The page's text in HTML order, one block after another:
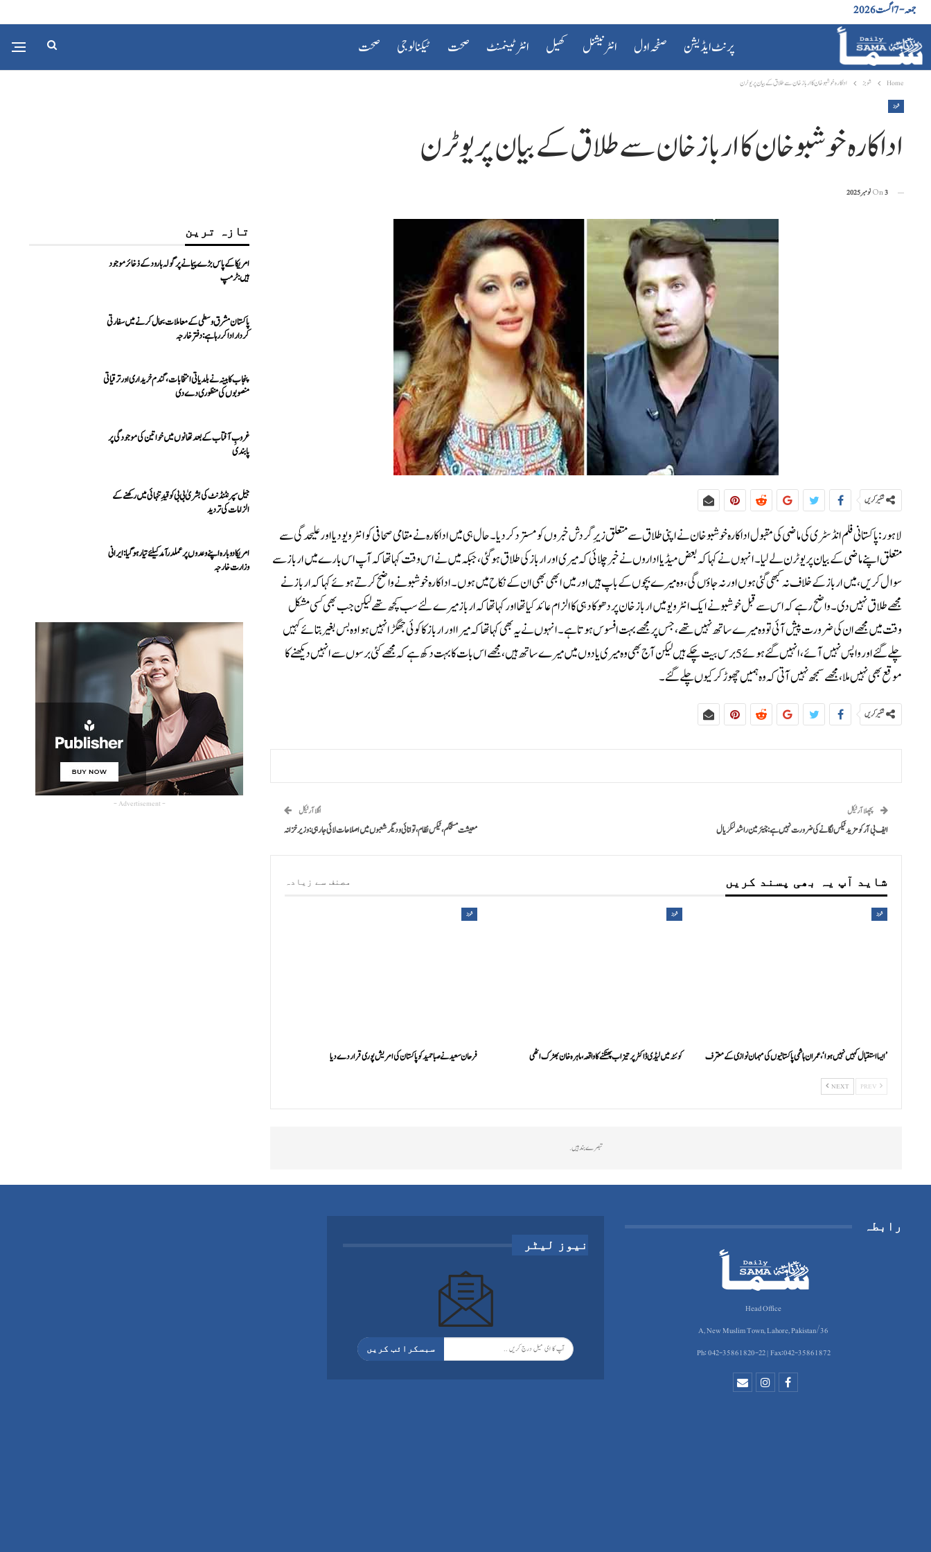
جمعہ - 7 اگست 2026
پرنٹ ایڈیشن صفحہ اول انٹرنیشنل کھیل انٹرٹینمنٹ صحت ٹیکنالوجی صحت
Home شوبز اداکارہ خوشبو خان کا ارباز خان سے طلاق کے بیان پر یوٹرن
شوبز
اداکارہ خوشبو خان کا ارباز خان سے طلاق کے بیان پر یوٹرن
On3 نومبر 2025
شئیر کریں
لاہور: پاکستانی فلم انڈسٹری کی ماضی کی مقبول اداکارہ خوشبو خان نے اپنی طلاق سے متعلق زیرِ گردش خبروں کو مسترد کر دیا۔حال ہی میں اداکارہ نے مقامی صحافی کو انٹرویو دیا اور علیحدگی سے
متعلق اپنے ماضی کے بیان پر یوٹرن لے لیا۔انہوں نے کہا کہ بعض میڈیا اداروں نے خبر چلائی کہ میری اور ارباز کی طلاق ہوگئی، جبکہ میں نے اس وقت کہا تھا کہ آپ اس بارے میں ارباز سے
سوال کریں، میں ارباز کے خلاف نہ کبھی گئی ہوں اور نہ جاؤں گی، وہ میرے بچوں کے باپ ہیں اور میں ابھی بھی ان کے نکاح میں ہوں۔اداکارہ خوشبو نے واضح کرتے ہوئے کہا کہ ارباز نے
مجھے طلاق نہیں دی۔واضح رہے کہ اس سے قبل خوشبو نے ایک انٹرویو میں ارباز خان پر دھوکا دہی کا الزام عائد کیا تھا اور کہا تھا کہ ارباز میرے لئے سب کچھ تھے لیکن جب بھی کسی مشکل
وقت میں مجھے ان کی ضرورت پیش آئی تو وہ میرے ساتھ نہیں تھے، جس پر مجھے بہت افسوس ہوتا ہے۔انہوں نے یہ بھی کہا تھا کہ میرا اور ارباز کا کوئی جھگڑا نہیں ہوا وہ بس بغیر بتائے کہیں
چلے گئے اور واپس نہیں آئے، انہیں گئے ہوئے 5 برس بیت چکے ہیں لیکن آج بھی وہ میری یادوں میں میرے ساتھ ہیں، مجھے اس بات کا بہت دکھ ہے کہ مجھے کئی برسوں سے انہیں دیکھنے کا
موقع بھی نہیں ملا، مجھے سمجھ نہیں آتی کہ وہ ہمیں چھوڑ کر کیوں چلے گئے۔
شئیر کریں
پچھلا آرٹیکل
ایف بی آر کو مزید ٹیکس لگانے کی ضرورت نہیں ہے: چیئرمین راشد لنگڑیال
اگلا آرٹیکل
معیشت مستحکم، ٹیکس نظام، توانائی ودیگر شعبوں میں اصلاحات لائی جا رہی: وزیر خزانہ
شاید آپ یہ بھی پسند کریں مصنف سے زیادہ
شوبز
’ایسا استقبال کہیں نہیں ہوا‘، عمران ہاشمی پاکستانیوں کی مہمان نوازی کے معترف
شوبز
کوئٹہ میں لیڈی ڈاکٹر پر تیزاب پھنکنے کا واقعہ، ماہرہ خان بھڑک اٹھی
شوبز
فرحان سعید نے صبا حمید کو پاکستان کی امریش پوری قرار دے دیا
NEXT
تبصرے بند ہیں.
تازہ ترین
امریکا کے پاس بڑے پیمانے پر گولہ بارود کے ذخائر موجود
ہیں: ٹرمپ
پاکستان مشرق وسطی کے معاملات بحال کرنے میں سفارتی
کردار ادا کررہا ہے: دفتر خارجہ
پنجاب کابینہ نے بلدیاتی انتخابات، گندم خریداری اور ترقیاتی
منصوبوں کی منظوری دے دی
غروبِ آفتاب کے بعد تھانوں میں خواتین کی موجودگی پر
پابندی
جیل سپرنٹنڈنٹ کی بشریٰ بی بی کو قیدِ تنہائی میں رکھنے کے
الزامات کی تردید
امریکا دوبارہ اپنے وعدوں پر عملدرآمد کیلئے تیار ہو گیا: ایرانی
وزارت خارجہ
- Advertisement -
رابطہ
Head Office
36/A, New Muslim Town, Lahore, Pakistan
Ph: 042-35861820-22 | Fax:042-35861872
نیوز لیٹر
سبسکرائب کریں